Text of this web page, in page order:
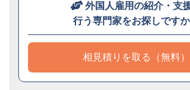
外国人雇用の紹介・支
行う専門家をお探しです
相見積りを取る（無料）